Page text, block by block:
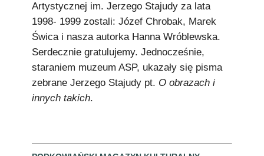
Artystycznej im. Jerzego Stajudy za lata
1998- 1999 zostali: Józef Chrobak, Marek
Świca i nasza autorka Hanna Wróblewska.
Serdecznie gratulujemy. Jednocześnie,
staraniem muzeum ASP, ukazały się pisma
zebrane Jerzego Stajudy pt. O obrazach i
innych takich.